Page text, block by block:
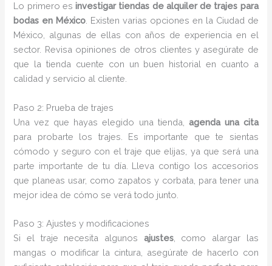
Lo primero esinvestigar tiendas de alquiler de trajes para
bodas en México . Existen varias opciones en la Ciudad de
México, algunas de ellas con años de experiencia en el
sector. Revisa opiniones de otros clientes y asegúrate de
que la tienda cuente con un buen historial en cuanto a
calidad y servicio al cliente.
Paso 2: Prueba de trajes
Una vez que hayas elegido una tienda, agenda una cita
para probarte los trajes. Es importante que te sientas
cómodo y seguro con el traje que elijas, ya que será una
parte importante de tu día. Lleva contigo los accesorios
que planeas usar, como zapatos y corbata, para tener una
mejor idea de cómo se verá todo junto.
Paso 3: Ajustes y modificaciones
Si el traje necesita algunos ajustes, como alargar las
mangas o modificar la cintura, asegúrate de hacerlo con